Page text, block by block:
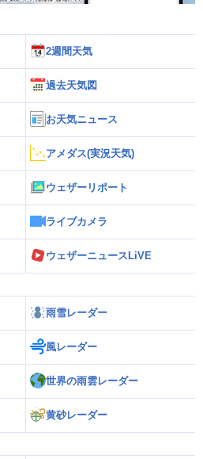
2週間天気
過去天気図
お天気ニュース
アメダス(実況天気)
ウェザーリポート
ライブカメラ
ウェザーニュースLiVE
雨雪レーダー
風レーダー
世界の雨雲レーダー
黄砂レーダー